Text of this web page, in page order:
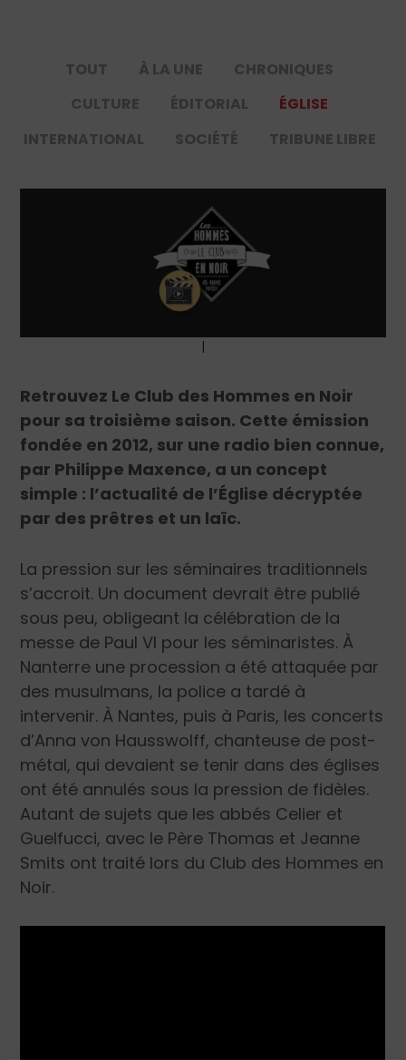
TOUT À LA UNE
CHRONIQUES
CULTURE
ÉDITORIAL
ÉGLISE
INTERNATIONAL
SOCIÉTÉ TRIBUNE LIBRE
|
Retrouvez Le Club des Hommes en Noir
pour sa troisième saison. Cette émission
fondée en 2012, sur une radio bien connue,
par Philippe Maxence, a un concept
simple : l’actualité de l’Église décryptée
par des prêtres et un laïc.
La pression sur les séminaires traditionnels
s’accroit. Un document devrait être publié
sous peu, obligeant la célébration de la
messe de Paul VI pour les séminaristes. À
Nanterre une procession a été attaquée par
des musulmans, la police a tardé à
intervenir. À Nantes, puis à Paris, les concerts
d’Anna von Hausswolff, chanteuse de post-
métal, qui devaient se tenir dans des églises
ont été annulés sous la pression de fidèles.
Autant de sujets que les abbés Celier et
Guelfucci, avec le Père Thomas et Jeanne
Smits ont traité lors du Club des Hommes en
Noir.